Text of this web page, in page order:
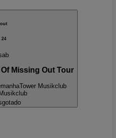
out
24
Missing Out Tour
Tower Musikclub